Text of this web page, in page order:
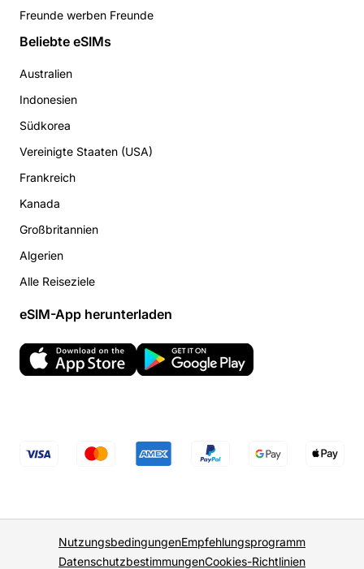
Freunde werben Freunde
Beliebte eSIMs
Australien
Indonesien
Südkorea
Vereinigte Staaten (USA)
Frankreich
Kanada
Großbritannien
Algerien
Alle Reiseziele
eSIM-App herunterladen
NutzungsbedingungenEmpfehlungsprogramm
DatenschutzbestimmungenCookies-Richtlinien